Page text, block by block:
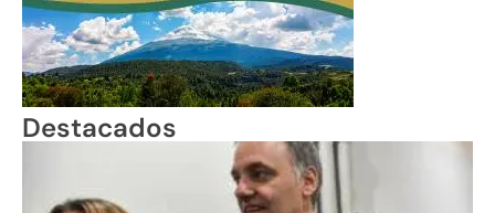
Destacados